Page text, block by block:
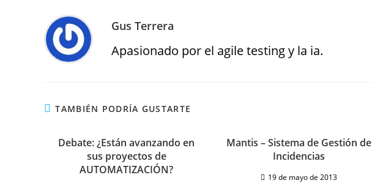
Gus Terrera
Apasionado por el agile testing y la ia.
TAMBIÉN PODRÍA GUSTARTE
Debate: ¿Están avanzando en
sus proyectos de
AUTOMATIZACIÓN?
Mantis – Sistema de Gestión de
Incidencias
19 de mayo de 2013